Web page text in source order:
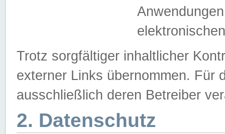
Trotz sorgfältiger inhaltlicher
externer Links übernommen. Für
ausschließlich deren Betreiber
2. Datenschutz